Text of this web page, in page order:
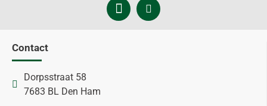
Contact
Dorpsstraat 58
7683 BL Den Ham